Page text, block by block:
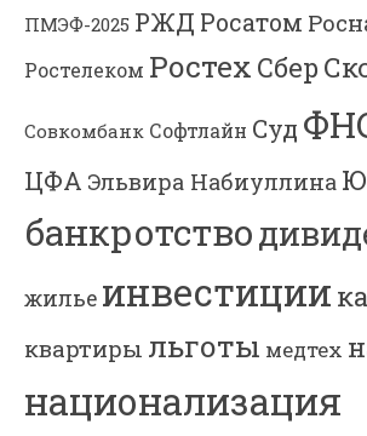
ПМЭФ-2025 РЖД Росатом
Ростелеком Ростех Сбер
Совкомбанк Софтлайн Суд
ЦФА Эльвира Набиуллина
банкротство
жилье инвестиции
квартиры льготы медтех
национализация